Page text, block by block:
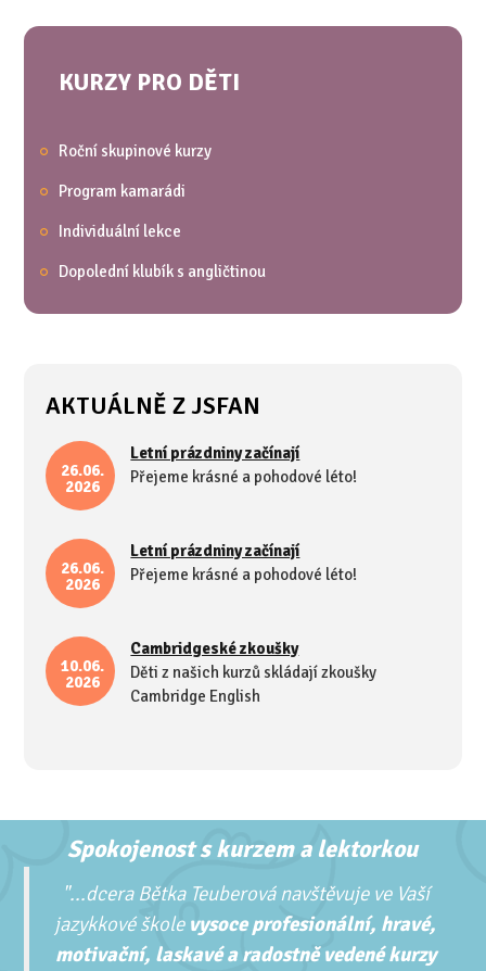
KURZY PRO DĚTI
Roční skupinové kurzy
Program kamarádi
Individuální lekce
Dopolední klubík s angličtinou
AKTUÁLNĚ Z JSFAN
26.06.
2026
Letní prázdniny začínají
Přejeme krásné a pohodové léto!
26.06.
2026
Letní prázdniny začínají
Přejeme krásné a pohodové léto!
10.06.
2026
Cambridgeské zkoušky
Děti z našich kurzů skládají zkoušky
Cambridge English
Spokojenost s kurzem a lektorkou
"...dcera Bětka Teuberová navštěvuje ve Vaší
jazykkové škole vysoce profesionální, hravé,
motivační, laskavé a radostně vedené kurzy